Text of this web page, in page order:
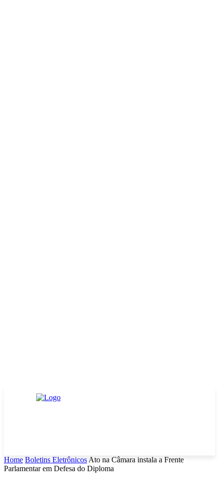
Home Boletins Eletrônicos Ato na Câmara instala a Frente
Parlamentar em Defesa do Diploma